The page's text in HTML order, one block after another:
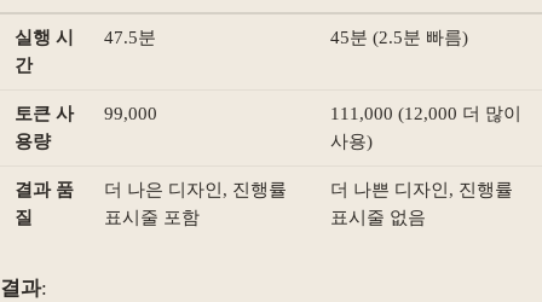
실행 시
간
47.5분 45분 (2.5분 빠름)
토큰 사
용량
99,000
111,000 (12,000 더 많이
사용)
결과 품
질
더 나은 디자인, 진행률
표시줄 포함
더 나쁜 디자인, 진행률
표시줄 없음
결과: